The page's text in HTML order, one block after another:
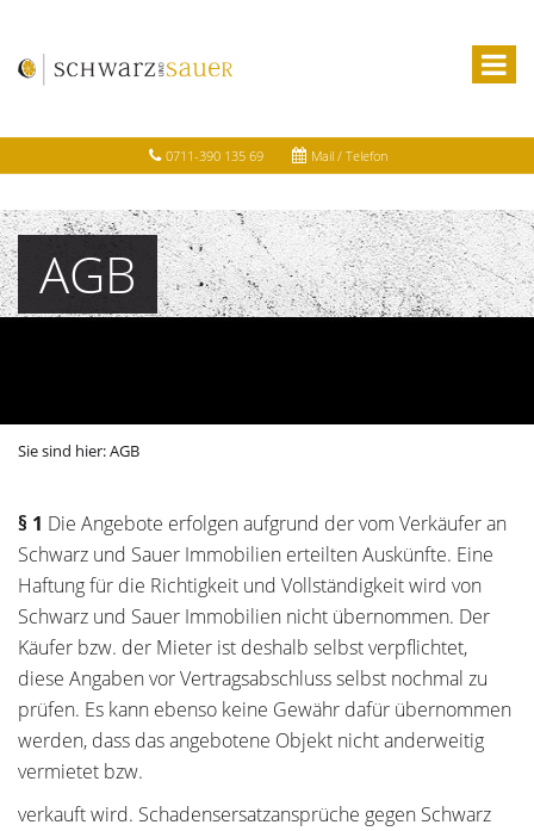
0711-390 135 69 Mail / Telefon
AGB
Sie sind hier:AGB
§ 1 Die Angebote erfolgen aufgrund der vom Verkäufer an
Schwarz und Sauer Immobilien erteilten Auskünfte. Eine
Haftung für die Richtigkeit und Vollständigkeit wird von
Schwarz und Sauer Immobilien nicht übernommen. Der
Käufer bzw. der Mieter ist deshalb selbst verpflichtet,
diese Angaben vor Vertragsabschluss selbst nochmal zu
prüfen. Es kann ebenso keine Gewähr dafür übernommen
werden, dass das angebotene Objekt nicht anderweitig
vermietet bzw.
verkauft wird. Schadensersatzansprüche gegen Schwarz